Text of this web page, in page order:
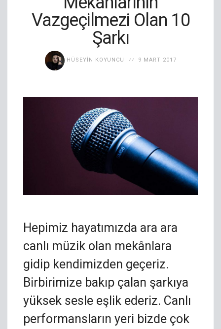
Vazgeçilmezi Olan 10
Şarkı
HÜSEYIN KOYUNCU 9 MART 2017
Hepimiz hayatımızda ara ara
canlı müzik olan mekânlara
gidip kendimizden geçeriz.
Birbirimize bakıp çalan şarkıya
yüksek sesle eşlik ederiz. Canlı
performansların yeri bizde çok